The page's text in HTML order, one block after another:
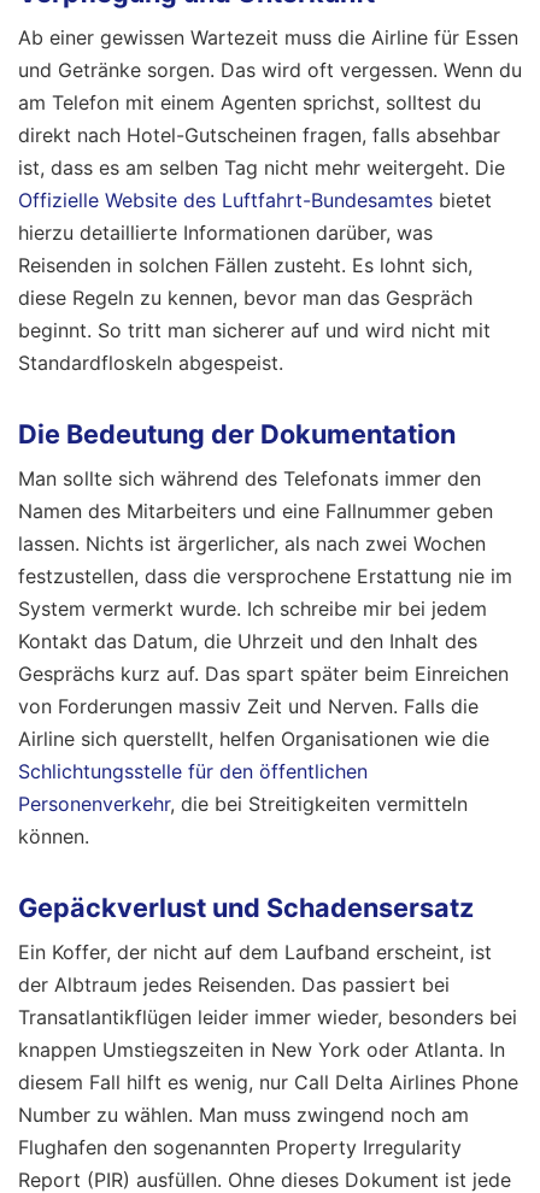
Ab einer gewissen Wartezeit muss die Airline für Essen
und Getränke sorgen. Das wird oft vergessen. Wenn du
am Telefon mit einem Agenten sprichst, solltest du
direkt nach Hotel-Gutscheinen fragen, falls absehbar
ist, dass es am selben Tag nicht mehr weitergeht. Die
Offizielle Website des Luftfahrt-Bundesamtes bietet
hierzu detaillierte Informationen darüber, was
Reisenden in solchen Fällen zusteht. Es lohnt sich,
diese Regeln zu kennen, bevor man das Gespräch
beginnt. So tritt man sicherer auf und wird nicht mit
Standardfloskeln abgespeist.
Die Bedeutung der Dokumentation
Man sollte sich während des Telefonats immer den
Namen des Mitarbeiters und eine Fallnummer geben
lassen. Nichts ist ärgerlicher, als nach zwei Wochen
festzustellen, dass die versprochene Erstattung nie im
System vermerkt wurde. Ich schreibe mir bei jedem
Kontakt das Datum, die Uhrzeit und den Inhalt des
Gesprächs kurz auf. Das spart später beim Einreichen
von Forderungen massiv Zeit und Nerven. Falls die
Airline sich querstellt, helfen Organisationen wie die
Schlichtungsstelle für den öffentlichen
Personenverkehr, die bei Streitigkeiten vermitteln
können.
Gepäckverlust und Schadensersatz
Ein Koffer, der nicht auf dem Laufband erscheint, ist
der Albtraum jedes Reisenden. Das passiert bei
Transatlantikflügen leider immer wieder, besonders bei
knappen Umstiegszeiten in New York oder Atlanta. In
diesem Fall hilft es wenig, nur Call Delta Airlines Phone
Number zu wählen. Man muss zwingend noch am
Flughafen den sogenannten Property Irregularity
Report (PIR) ausfüllen. Ohne dieses Dokument ist jede